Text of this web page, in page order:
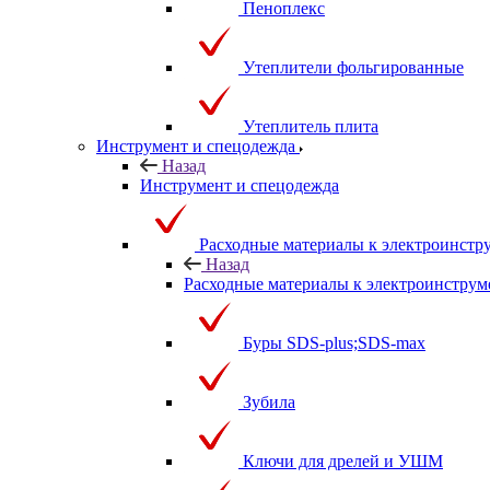
Пеноплекс
Утеплители фольгированные
Утеплитель плита
Инструмент и спецодежда
Назад
Инструмент и спецодежда
Расходные материалы к
Назад
Расходные материалы к
Буры SDS-plus;SDS-max
Зубила
Ключи для дрелей и УШМ